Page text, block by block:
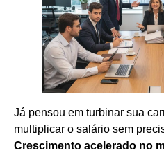
Já pensou em turbinar sua
multiplicar o salário sem
Crescimento acelerado no